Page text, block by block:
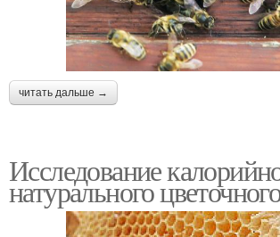
читать дальше →
Исследование
натурального